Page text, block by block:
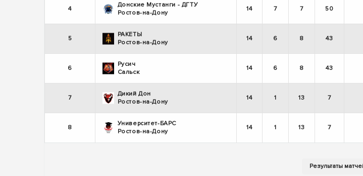
4
Донские Мустанги - ДГТУ
Ростов-на-Дону
14 7 7 50
5
РАКЕТЫ
Ростов-на-Дону
14 6 8 43
6
Русич
Сальск
14 6 8 43
7
Дикий Дон
Ростов-на-Дону
14 1 13 7
8
Университет-БАРС
Ростов-на-Дону
14 1 13 7